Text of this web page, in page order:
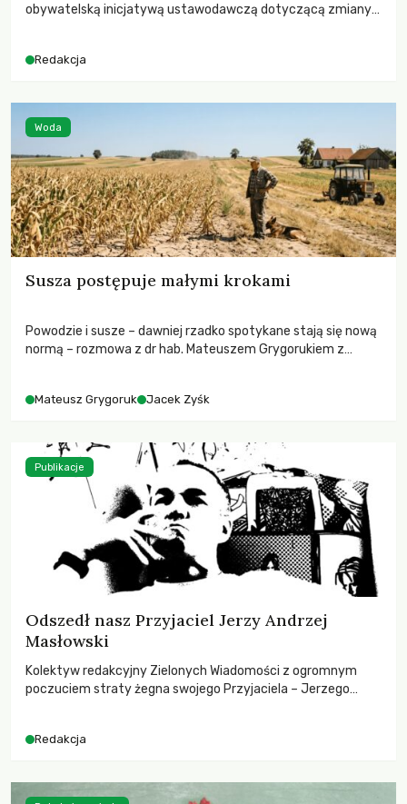
obywatelską inicjatywą ustawodawczą dotyczącą zmiany
niezwykle korzystne rozwiązania dla przyrody i zwierząt,
funkcjonowania łowiectwa w Polsce.
Redakcja
Susza postępuje małymi krokami
Powodzie i susze – dawniej rzadko spotykane stają się nową
normą – rozmowa z dr hab. Mateuszem Grygorukiem z
Mateusz Grygoruk Jacek Zyśk
Woda
Odszedł nasz Przyjaciel Jerzy Andrzej
Masłowski
Kolektyw redakcyjny Zielonych Wiadomości z ogromnym
poczuciem straty żegna swojego Przyjaciela – Jerzego
Redakcja
Publikacje